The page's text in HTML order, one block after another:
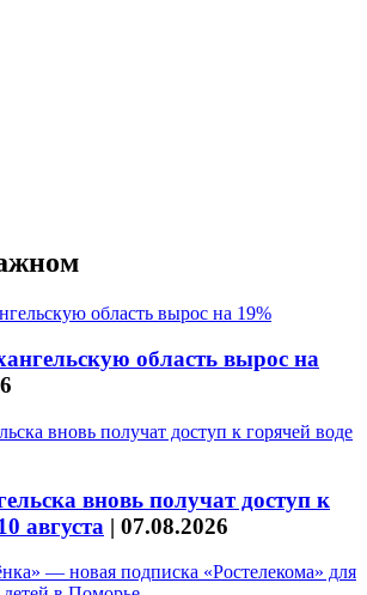
область вырос на
вновь получат доступ к
августа | 07.08.2026